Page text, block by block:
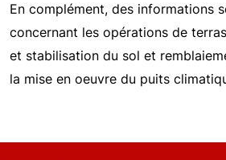
En complément, des informations
concernant les opérations de
et stabilisation du sol et
la mise en oeuvre du puits